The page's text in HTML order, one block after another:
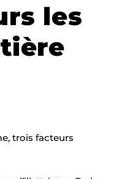
les
trois facteurs